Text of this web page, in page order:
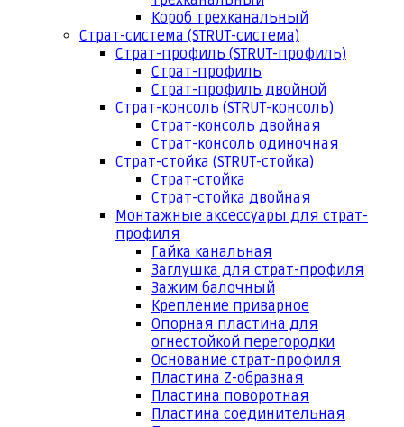
Короб трехканальный
Страт-система (STRUT-система)
Страт-профиль (STRUT-профиль)
Страт-профиль
Страт-профиль двойной
Страт-консоль (STRUT-консоль)
Страт-консоль двойная
Страт-консоль одиночная
Страт-стойка (STRUT-стойка)
Страт-стойка
Страт-стойка двойная
Монтажные аксессуары для страт-
профиля
Гайка канальная
Заглушка для страт-профиля
Зажим балочный
Крепление приварное
Опорная пластина для
огнестойкой перегородки
Основание страт-профиля
Пластина Z-образная
Пластина поворотная
Пластина соединительная